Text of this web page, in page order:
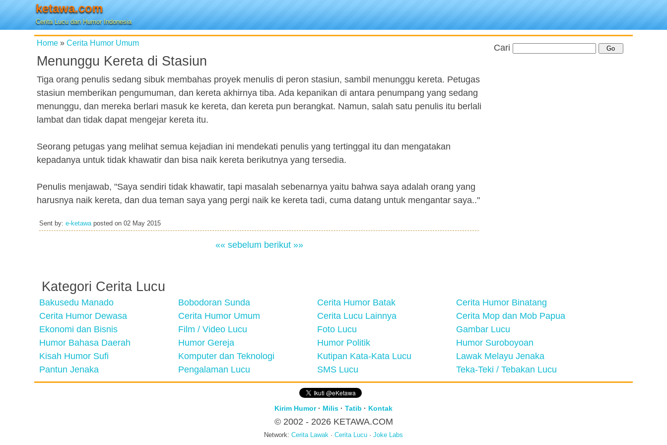
ketawa.com
Cerita Lucu dan Humor Indonesia
Home » Cerita Humor Umum
Menunggu Kereta di Stasiun
Tiga orang penulis sedang sibuk membahas proyek menulis di peron stasiun, sambil menunggu kereta. Petugas
stasiun memberikan pengumuman, dan kereta akhirnya tiba. Ada kepanikan di antara penumpang yang sedang
menunggu, dan mereka berlari masuk ke kereta, dan kereta pun berangkat. Namun, salah satu penulis itu berlali
lambat dan tidak dapat mengejar kereta itu.
Seorang petugas yang melihat semua kejadian ini mendekati penulis yang tertinggal itu dan mengatakan
kepadanya untuk tidak khawatir dan bisa naik kereta berikutnya yang tersedia.
Penulis menjawab, "Saya sendiri tidak khawatir, tapi masalah sebenarnya yaitu bahwa saya adalah orang yang
harusnya naik kereta, dan dua teman saya yang pergi naik ke kereta tadi, cuma datang untuk mengantar saya.."
Sent by: e-ketawaposted on 02 May 2015
«« sebelum berikut »»
Cari
Kategori Cerita Lucu
Bakusedu Manado Bobodoran Sunda Cerita Humor Batak
Cerita Humor Binatang
Cerita Humor Dewasa
Cerita Humor Umum Cerita Lucu Lainnya
Cerita Mop dan Mob Papua
Ekonomi dan Bisnis
Film / Video Lucu Foto Lucu
Gambar Lucu
Humor Bahasa Daerah
Humor Gereja Humor Politik
Humor Suroboyoan
Kisah Humor Sufi
Komputer dan Teknologi Kutipan Kata-Kata Lucu
Lawak Melayu Jenaka
Pantun Jenaka
Pengalaman Lucu SMS Lucu Teka-Teki / Tebakan Lucu
Kirim Humor· Milis · Tatib · Kontak
© 2002 - 2026 KETAWA.COM
Network: Cerita Lawak · Cerita Lucu · Joke Labs